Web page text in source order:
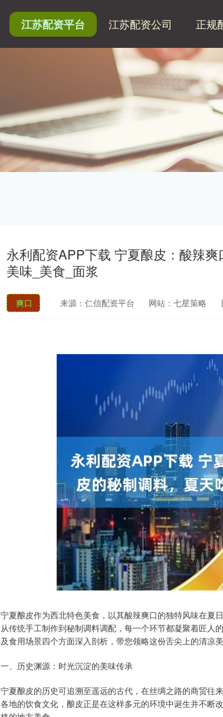
江苏配资平台 江苏配资公司 正规
永利配资APP下载 宁夏酿皮：酸辣
美味_美食_面浆
爽口 来源：仁信配资平台 网站：七星策略
宁夏酿皮作为西北特色美食，以其酸辣爽口的独特风味在夏
从传统手工制作到秘制调料调配，每一个环节都凝聚着匠人
及食用场景四个方面深入剖析，带您领略这份舌尖上的清凉
一、历史渊源：时光沉淀的美味传承
宁夏酿皮的历史可追溯至遥远的古代，在丝绸之路的商贸往
各地的饮食文化，酿皮正是在这样多元的环境中诞生并不断